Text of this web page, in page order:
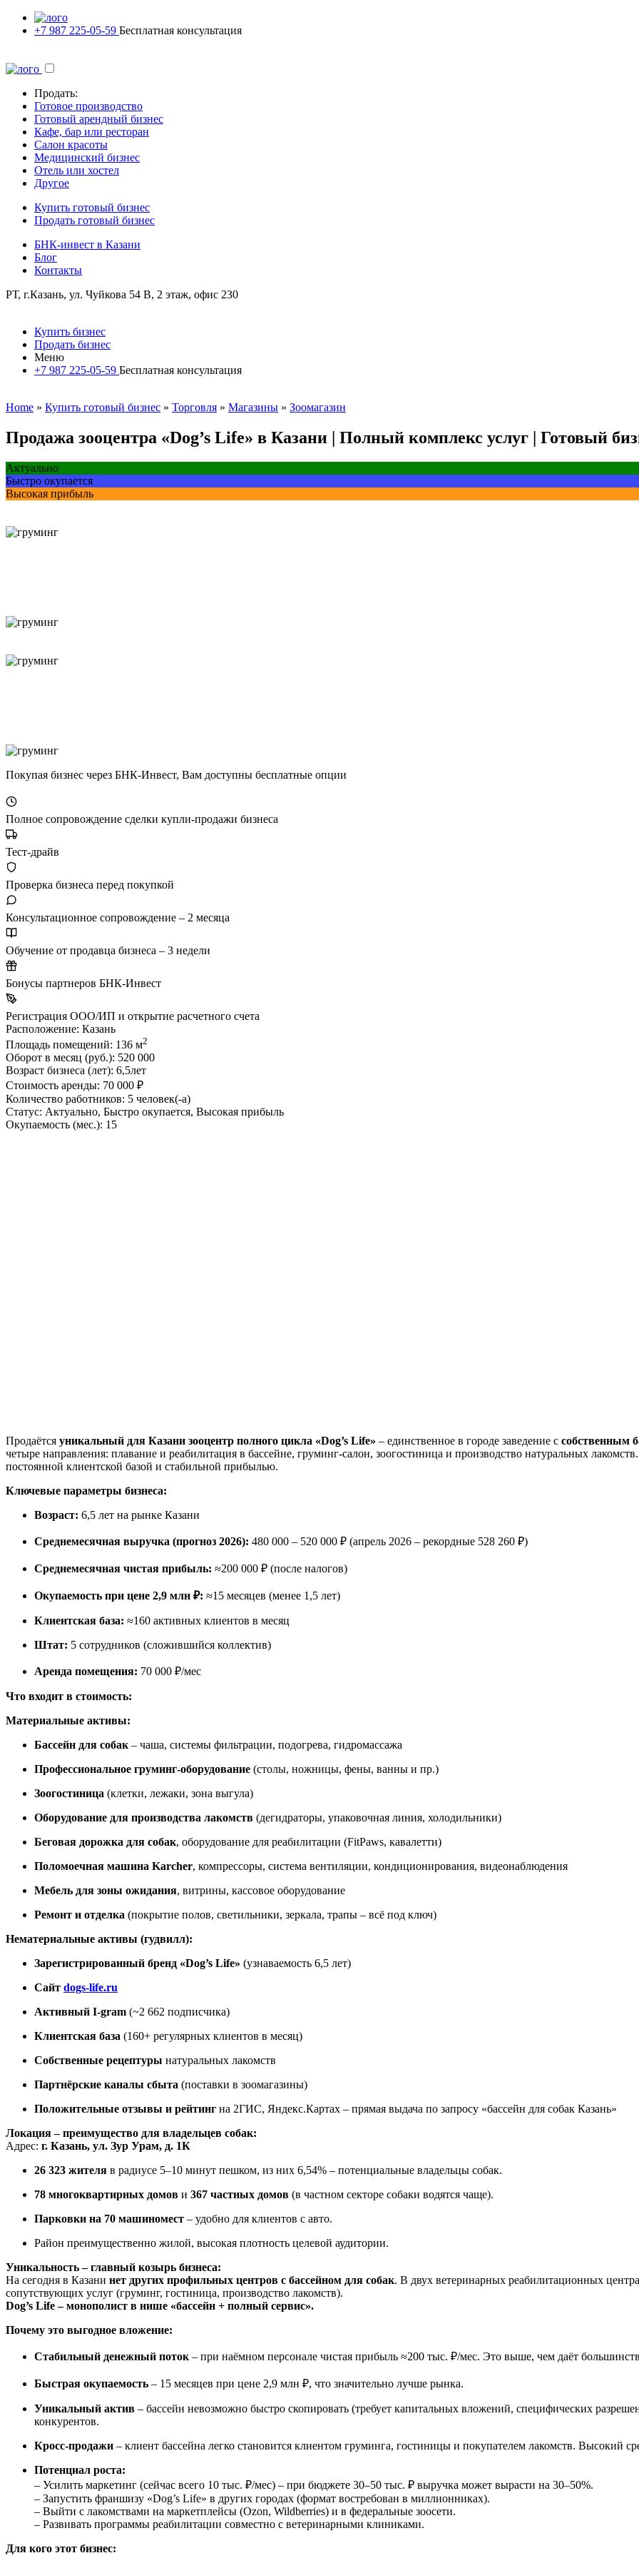
+7 987 225-05-59 Бесплатная консультация
Продать:
Готовое производство
Готовый арендный бизнес
Кафе, бар или ресторан
Салон красоты
Медицинский бизнес
Отель или хостел
Другое
Купить готовый бизнес
Продать готовый бизнес
БНК-инвест в Казани
Блог
Контакты
РТ, г.Казань, ул. Чуйкова 54 В, 2 этаж, офис 230
Купить бизнес
Продать бизнес
Меню
+7 987 225-05-59 Бесплатная консультация
Home » Купить готовый бизнес » Торговля » Магазины » Зоомагазин
Продажа зооцентра «Dog’s Life» в Казани | Полный комплекс услуг | Готовый
Актуально
Быстро окупается
Высокая прибыль
Покупая бизнес через БНК-Инвест, Вам доступны бесплатные опции
Полное сопровождение сделки купли-продажи бизнеса
Тест-драйв
Проверка бизнеса перед покупкой
Консультационное сопровождение – 2 месяца
Обучение от продавца бизнеса – 3 недели
Бонусы партнеров БНК-Инвест
Регистрация ООО/ИП и открытие расчетного счета
Расположение: Казань
Площадь помещений: 136 м2
Оборот в месяц (руб.): 520 000
Возраст бизнеса (лет): 6,5лет
Стоимость аренды: 70 000 ₽
Количество работников: 5 человек(-а)
Статус: Актуально, Быстро окупается, Высокая прибыль
Окупаемость (мес.): 15
Продаётся уникальный для Казани зооцентр полного цикла «Dog’s Life» – единственное в городе заведение с собственным
четыре направления: плавание и реабилитация в бассейне, груминг-салон, зоогостиница и производство натуральных
постоянной клиентской базой и стабильной прибылью.
Ключевые параметры бизнеса:
Возраст: 6,5 лет на рынке Казани
Среднемесячная выручка (прогноз 2026): 480 000 – 520 000 ₽ (апрель 2026 – рекордные 528 260 ₽)
Среднемесячная чистая прибыль: ≈200 000 ₽ (после налогов)
Окупаемость при цене 2,9 млн ₽: ≈15 месяцев (менее 1,5 лет)
Клиентская база: ≈160 активных клиентов в месяц
Штат: 5 сотрудников (сложившийся коллектив)
Аренда помещения: 70 000 ₽/мес
Что входит в стоимость:
Материальные активы:
Бассейн для собак – чаша, системы фильтрации, подогрева, гидромассажа
Профессиональное груминг‑оборудование (столы, ножницы, фены, ванны и пр.)
Зоогостиница (клетки, лежаки, зона выгула)
Оборудование для производства лакомств (дегидраторы, упаковочная линия, холодильники)
Беговая дорожка для собак, оборудование для реабилитации (FitPaws, кавалетти)
Поломоечная машина Karcher, компрессоры, система вентиляции, кондиционирования, видеонаблюдения
Мебель для зоны ожидания, витрины, кассовое оборудование
Ремонт и отделка (покрытие полов, светильники, зеркала, трапы – всё под ключ)
Нематериальные активы (гудвилл):
Зарегистрированный бренд «Dog’s Life» (узнаваемость 6,5 лет)
Сайт dogs-life.ru
Активный I-gram (~2 662 подписчика)
Клиентская база (160+ регулярных клиентов в месяц)
Собственные рецептуры натуральных лакомств
Партнёрские каналы сбыта (поставки в зоомагазины)
Положительные отзывы и рейтинг на 2ГИС, Яндекс.Картах – прямая выдача по запросу «бассейн для собак Казань»
Локация – преимущество для владельцев собак:
Адрес: г. Казань, ул. Зур Урам, д. 1К
26 323 жителя в радиусе 5–10 минут пешком, из них 6,54% – потенциальные владельцы собак.
78 многоквартирных домов и 367 частных домов (в частном секторе собаки водятся чаще).
Парковки на 70 машиномест – удобно для клиентов с авто.
Район преимущественно жилой, высокая плотность целевой аудитории.
Уникальность – главный козырь бизнеса:
На сегодня в Казани нет других профильных центров с бассейном для собак. В двух ветеринарных реабилитационных
сопутствующих услуг (груминг, гостиница, производство лакомств).
Dog’s Life – монополист в нише «бассейн + полный сервис».
Почему это выгодное вложение:
Стабильный денежный поток – при наёмном персонале чистая прибыль ≈200 тыс. ₽/мес. Это выше, чем даёт
Быстрая окупаемость – 15 месяцев при цене 2,9 млн ₽, что значительно лучше рынка.
Уникальный актив – бассейн невозможно быстро скопировать (требует капитальных вложений, специфических
конкурентов.
Кросс-продажи – клиент бассейна легко становится клиентом груминга, гостиницы и покупателем лакомств. Высокий
Потенциал роста:
– Усилить маркетинг (сейчас всего 10 тыс. ₽/мес) – при бюджете 30–50 тыс. ₽ выручка может вырасти на 30–50%.
– Запустить франшизу «Dog’s Life» в других городах (формат востребован в миллионниках).
– Выйти с лакомствами на маркетплейсы (Ozon, Wildberries) и в федеральные зоосети.
– Развивать программы реабилитации совместно с ветеринарными клиниками.
Для кого этот бизнес: